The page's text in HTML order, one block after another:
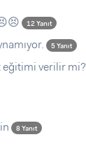
12 Yanıt
5 Yanıt
eğitimi verilir mi?
8 Yanıt